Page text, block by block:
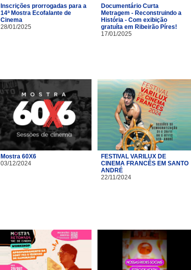
Inscrições prorrogadas para a
14ª Mostra Ecofalante de
Cinema
28/01/2025
Documentário Curta
Metragem - Reconstruindo a
História - Com exibição
gratuíta em Ribeirão Píres!
17/01/2025
Mostra 60X6
03/12/2024
FESTIVAL VARILUX DE
CINEMA FRANCÊS EM SANTO
ANDRÉ
22/11/2024